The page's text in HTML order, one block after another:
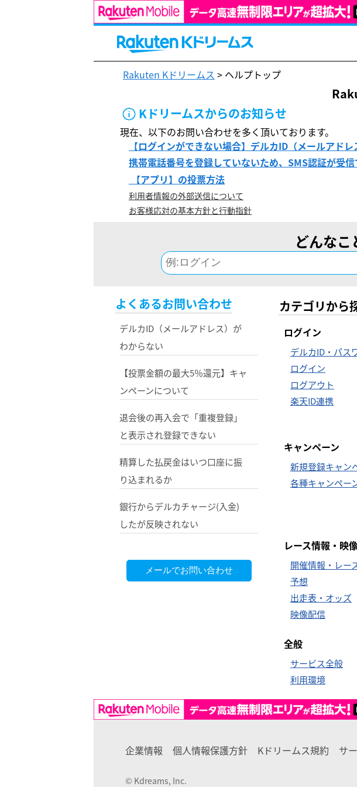
Rakuten Kドリームス > ヘルプトップ
Kドリームスからのお知らせ
現在、以下のお問い合わせを多く頂いております。
【ログインができない場合】デルカID（メールアド
携帯電話番号を登録していないため、SMS認証が受
【アプリ】の投票方法
利用者情報の外部送信について
お客様応対の基本方針と行動指針
どんな
よくあるお問い合わせ
デルカID（メールアドレス）が
わからない
【投票金額の最大5％還元】キャ
ンペーンについて
退会後の再入会で「重複登録」
と表示され登録できない
精算した払戻金はいつ口座に振
り込まれるか
銀行からデルカチャージ(入金)
したが反映されない
カテゴリから
ログイン
デルカID・パス
ログイン
ログアウト
楽天ID連携
キャンペーン
新規登録キャン
各種キャンペー
レース情報・映
開催情報・レー
予想
出走表・オッズ
映像配信
全般
サービス全般
利用環境
企業情報 個人情報保護方針 Kドリームス規約 サ
© Kdreams, Inc.